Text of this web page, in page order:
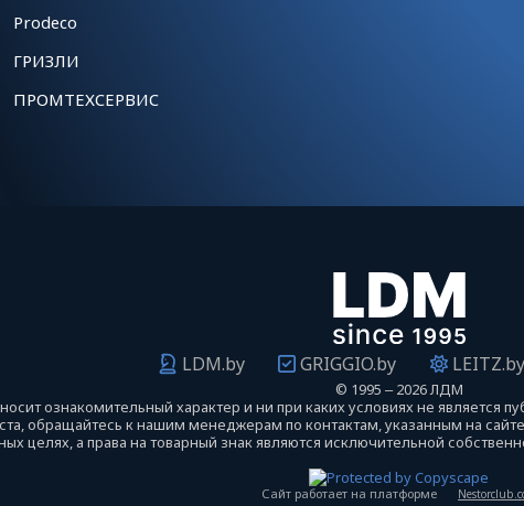
Prodeco
ГРИЗЛИ
ПРОМТЕХСЕРВИС
LDM.by GRIGGIO.by LEITZ.by
© 1995 ‒ 2026 ЛДМ
ознакомительный характер и ни при каких условиях не
обращайтесь к нашим менеджерам по контактам, указанным на
целях, а права на товарный знак являются исключительной
Сайт работает на платформе